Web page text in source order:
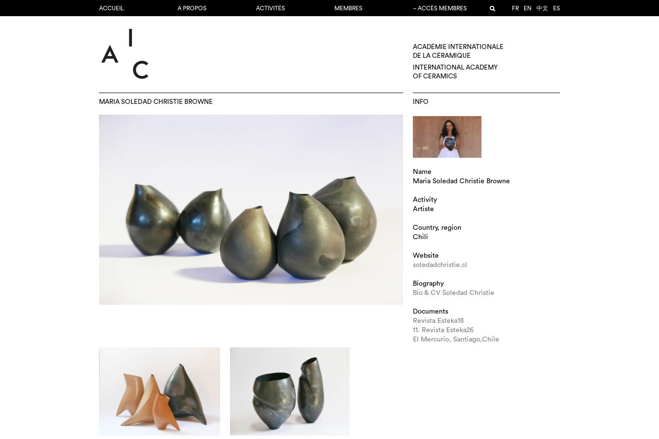
ACCUEIL A PROPOS ACTIVITÉS MEMBRES – ACCÈS MEMBRES FR EN 中文 ES
ACADÉMIE INTERNATIONALE
DE LA CÉRAMIQUE
INTERNATIONAL ACADEMY
OF CERAMICS
MARIA SOLEDAD CHRISTIE BROWNE INFO
Name
Maria Soledad Christie Browne
Activity
Artiste
Country, region
Chili
Website
soledadchristie.cl
Biography
Bio & CV Soledad Christie
Documents
Revista Esteka18
11. Revista Esteka26
El Mercurio, Santiago,Chile